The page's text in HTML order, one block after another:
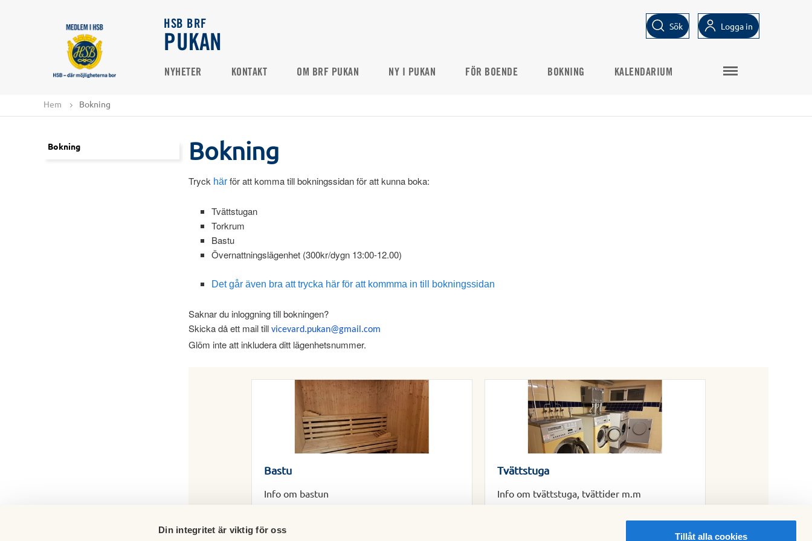
Din integritet är viktig för oss
Tillåt alla cookies
HSB BRF
PUKAN
Sök Logga in
NYHETER KONTAKT OM BRF PUKAN NY I PUKAN FÖR BOENDE BOKNING KALENDARIUM
Hem Bokning
Bokning Bokning
Tryck här för att komma till bokningssidan för att kunna boka:
Tvättstugan
Torkrum
Bastu
Övernattningslägenhet (300kr/dygn 13:00-12.00)
Det går även bra att trycka här för att kommma in till bokningssidan
Saknar du inloggning till bokningen?
Skicka då ett mail till vicevard.pukan@gmail.com
Glöm inte att inkludera ditt lägenhetsnummer.
Bastu
Info om bastun
Tvättstuga
Info om tvättstuga, tvättider m.m